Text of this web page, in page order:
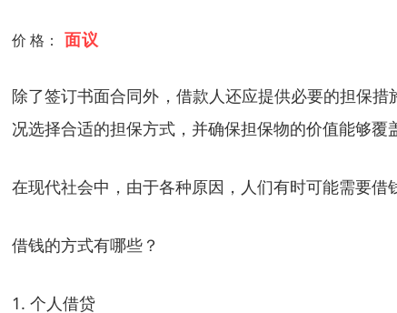
价 格： 面议
除了签订书面合同外，借款人还应提供必要的担保
况选择合适的担保方式，并确保担保物的价值能够
在现代社会中，由于各种原因，人们有时可能需要借
借钱的方式有哪些？
1. 个人借贷